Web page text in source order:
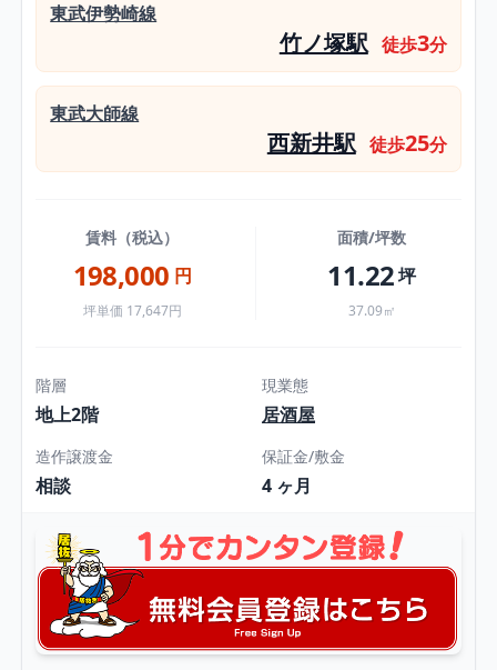
東武伊勢崎線
竹ノ塚駅 徒歩3分
東武大師線
西新井駅 徒歩25分
賃料（税込）
198,000 円
坪単価 17,647円
面積/坪数
11.22坪
37.09㎡
階層
地上2階
現業態
居酒屋
造作譲渡金
相談
保証金/敷金
4 ヶ月